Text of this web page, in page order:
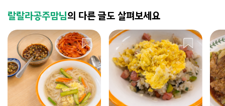
랄랄라공주맘님의 다른 글도 살펴보세요